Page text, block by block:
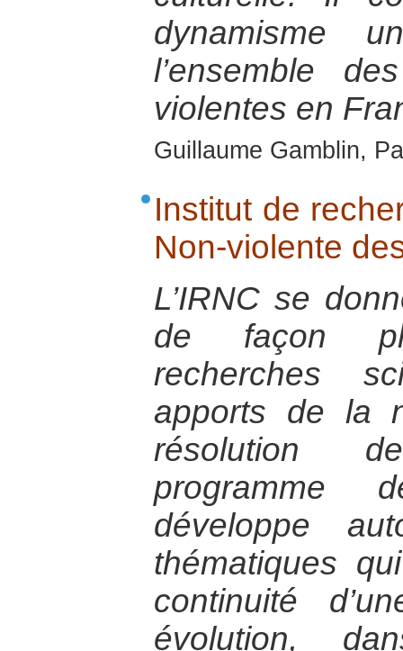
dynamisme
l’ensemble
violentes en
Guillaume Gamblin,
Institut de
Non-violente
L’IRNC se
de façon
recherches
apports de la
résolution
programme
développe
thématiques
continuité
évolution,